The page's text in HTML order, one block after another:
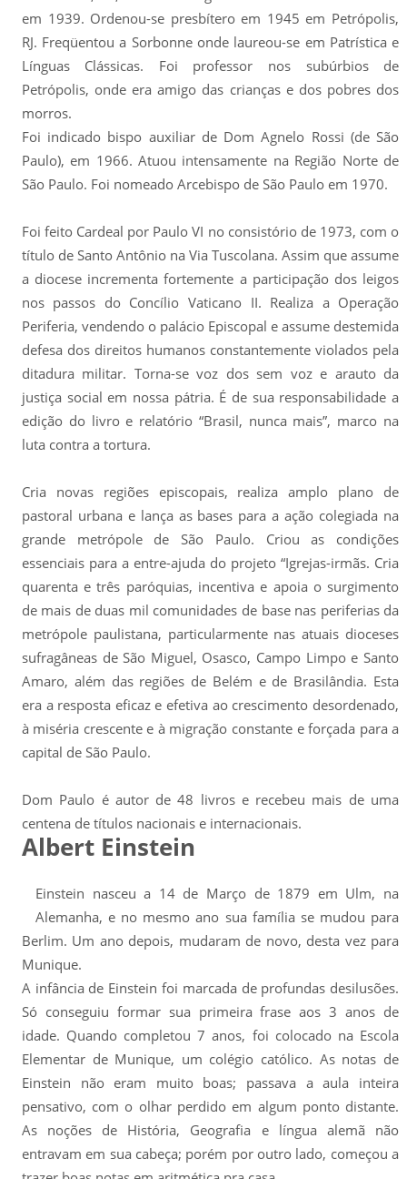
em 1939. Ordenou-se presbítero em 1945 em Petrópolis,
RJ. Freqüentou a Sorbonne onde laureou-se em Patrística e
Línguas Clássicas. Foi professor nos subúrbios de
Petrópolis, onde era amigo das crianças e dos pobres dos
morros.
Foi indicado bispo auxiliar de Dom Agnelo Rossi (de São
Paulo), em 1966. Atuou intensamente na Região Norte de
São Paulo. Foi nomeado Arcebispo de São Paulo em 1970.
Foi feito Cardeal por Paulo VI no consistório de 1973, com o
título de Santo Antônio na Via Tuscolana. Assim que assume
a diocese incrementa fortemente a participação dos leigos
nos passos do Concílio Vaticano II. Realiza a Operação
Periferia, vendendo o palácio Episcopal e assume destemida
defesa dos direitos humanos constantemente violados pela
ditadura militar. Torna-se voz dos sem voz e arauto da
justiça social em nossa pátria. É de sua responsabilidade a
edição do livro e relatório “Brasil, nunca mais”, marco na
luta contra a tortura.
Cria novas regiões episcopais, realiza amplo plano de
pastoral urbana e lança as bases para a ação colegiada na
grande metrópole de São Paulo. Criou as condições
essenciais para a entre-ajuda do projeto “Igrejas-irmãs. Cria
quarenta e três paróquias, incentiva e apoia o surgimento
de mais de duas mil comunidades de base nas periferias da
metrópole paulistana, particularmente nas atuais dioceses
sufragâneas de São Miguel, Osasco, Campo Limpo e Santo
Amaro, além das regiões de Belém e de Brasilândia. Esta
era a resposta eficaz e efetiva ao crescimento desordenado,
à miséria crescente e à migração constante e forçada para a
capital de São Paulo.
Dom Paulo é autor de 48 livros e recebeu mais de uma
centena de títulos nacionais e internacionais.
Albert Einstein
Einstein nasceu a 14 de Março de 1879 em Ulm, na
Alemanha, e no mesmo ano sua família se mudou para
Berlim. Um ano depois, mudaram de novo, desta vez para
Munique.
A infância de Einstein foi marcada de profundas desilusões.
Só conseguiu formar sua primeira frase aos 3 anos de
idade. Quando completou 7 anos, foi colocado na Escola
Elementar de Munique, um colégio católico. As notas de
Einstein não eram muito boas; passava a aula inteira
pensativo, com o olhar perdido em algum ponto distante.
As noções de História, Geografia e língua alemã não
entravam em sua cabeça; porém por outro lado, começou a